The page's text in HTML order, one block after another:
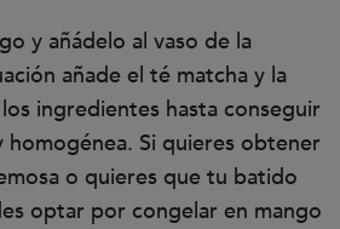
y añádelo al vaso de la
añade el té matcha y la
ingredientes hasta conseguir
homogénea. Si quieres obtener
o quieres que tu batido
optar por congelar en mango